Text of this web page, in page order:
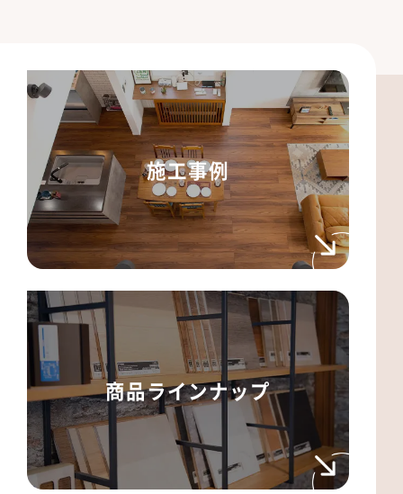
施工事例
商品ラインナップ